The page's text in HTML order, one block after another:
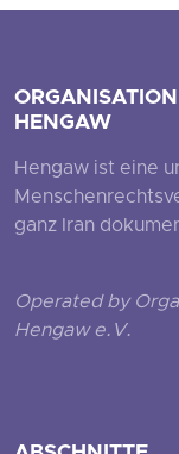
HENGAW
Hengaw ist eine
ganz Iran
Operated by
Hengaw e.V.